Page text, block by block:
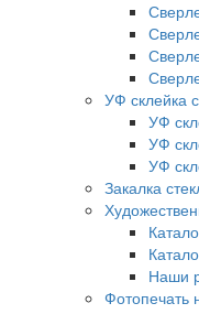
УФ склейка
УФ
УФ
УФ
Закалка
Наши
Фотопечать